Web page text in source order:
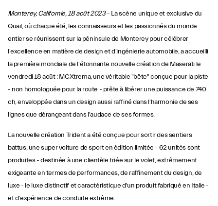
Monterey, Californie, 18 août 2023– La scène unique et exclusive du
Quail, où chaque été, les connaisseurs et les passionnés du monde
entier se réunissent sur la péninsule de Monterey pour célébrer
l'excellence en matière de design et d'ingénierie automobile, a accueilli
la première mondiale de l'étonnante nouvelle création de Maserati le
vendredi 18 août : MCXtrema, une véritable "bête" conçue pour la piste
- non homologuée pour la route - prête à libérer une puissance de 740
ch, enveloppée dans un design aussi raffiné dans l'harmonie de ses
lignes que dérangeant dans l'audace de ses formes.
La nouvelle création Trident a été conçue pour sortir des sentiers
battus, une super voiture de sport en édition limitée - 62 unités sont
produites - destinée à une clientèle triée sur le volet, extrêmement
exigeante en termes de performances, de raffinement du design, de
luxe - le luxe distinctif et caractéristique d'un produit fabriqué en Italie -
et d'expérience de conduite extrême.